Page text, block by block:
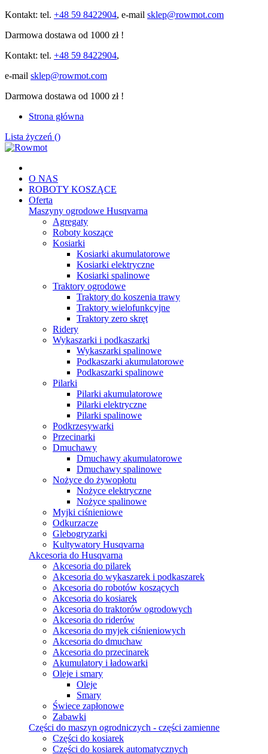
Kontakt: tel. +48 59 8422904, e-mail sklep@rowmot.com
Darmowa dostawa od 1000 zł !
Kontakt: tel. +48 59 8422904,
e-mail sklep@rowmot.com
Darmowa dostawa od 1000 zł !
Strona główna
Lista życzeń ()
O NAS
ROBOTY KOSZĄCE
Oferta
Maszyny ogrodowe Husqvarna
Agregaty
Roboty koszące
Kosiarki
Kosiarki akumulatorowe
Kosiarki elektryczne
Kosiarki spalinowe
Traktory ogrodowe
Traktory do koszenia trawy
Traktory wielofunkcyjne
Traktory zero skręt
Ridery
Wykaszarki i podkaszarki
Wykaszarki spalinowe
Podkaszarki akumulatorowe
Podkaszarki spalinowe
Pilarki
Pilarki akumulatorowe
Pilarki elektryczne
Pilarki spalinowe
Podkrzesywarki
Przecinarki
Dmuchawy
Dmuchawy akumulatorowe
Dmuchawy spalinowe
Nożyce do żywopłotu
Nożyce elektryczne
Nożyce spalinowe
Myjki ciśnieniowe
Odkurzacze
Glebogryzarki
Kultywatory Husqvarna
Akcesoria do Husqvarna
Akcesoria do pilarek
Akcesoria do wykaszarek i podkaszarek
Akcesoria do robotów koszących
Akcesoria do kosiarek
Akcesoria do traktorów ogrodowych
Akcesoria do riderów
Akcesoria do myjek ciśnieniowych
Akcesoria do dmuchaw
Akcesoria do przecinarek
Akumulatory i ładowarki
Oleje i smary
Oleje
Smary
Świece zapłonowe
Zabawki
Części do maszyn ogrodniczych - części zamienne
Części do kosiarek
Części do kosiarek automatycznych